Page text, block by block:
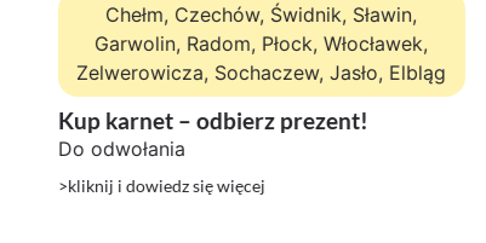
Chełm, Czechów, Świdnik, Sławin,
Garwolin, Radom, Płock, Włocławek,
Zelwerowicza, Sochaczew, Jasło, Elbląg
Kup karnet – odbierz prezent!
Do odwołania
>kliknij i dowiedz się więcej